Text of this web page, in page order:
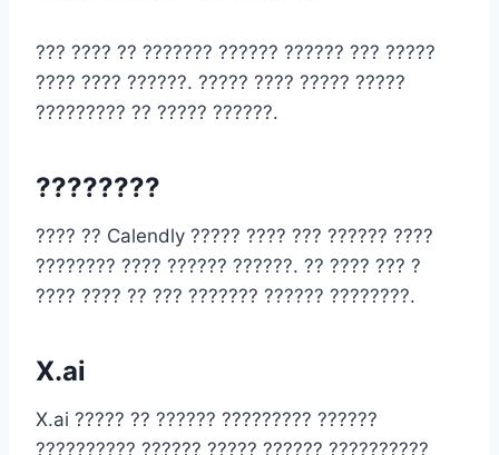
??? ???? ?? ??????? ?????? ?????? ??? ?????
???? ???? ??????. ????? ???? ????? ?????
????????? ?? ????? ??????.
????????
???? ?? Calendly ????? ???? ??? ?????? ????
???????? ???? ?????? ??????. ?? ???? ??? ?
???? ???? ?? ??? ??????? ?????? ????????.
X.ai
X.ai ????? ?? ?????? ????????? ??????
?????????? ?????? ????? ?????? ??????????